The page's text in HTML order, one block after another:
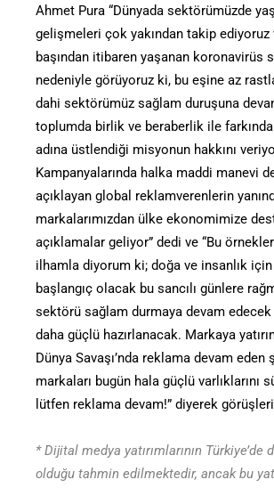
Ahmet Pura “Dünyada sektörümüzde
gelişmeleri çok yakından takip ediyoruz
başından itibaren yaşanan koronavirüs
nedeniyle görüyoruz ki, bu eşine az
dahi sektörümüz sağlam duruşuna
toplumda birlik ve beraberlik ile
adına üstlendiği misyonun hakkını
Kampanyalarında halka maddi manevi
açıklayan global reklamverenlerin
markalarımızdan ülke ekonomimize
açıklamalar geliyor” dedi ve “Bu
ilhamla diyorum ki; doğa ve insanlık
başlangıç olacak bu sancılı günlere
sektörü sağlam durmaya devam edecek
daha güçlü hazırlanacak. Markaya
Dünya Savaşı’nda reklama devam eden
markaları bugün hala güçlü varlıklarını
lütfen reklama devam!” diyerek
* Dijital medya yatırımlarının Türkiye’de
olduğu tahmin edilmektedir, ancak bu